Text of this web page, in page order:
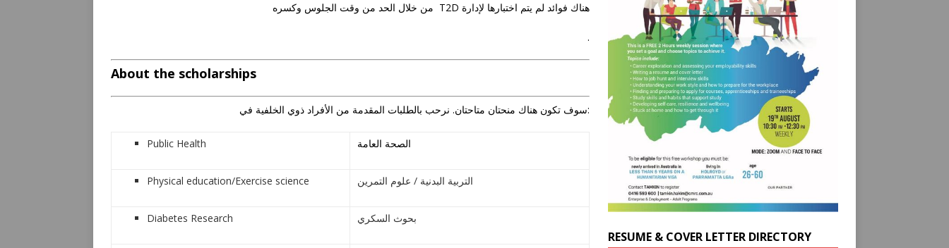
من خلال الحد من وقت الجلوس وكسره T2D هناك فوائد لم يتم اختبارها لإدارة
.
About the scholarships
سوف تكون هناك منحتان متاحتان. نرحب بالطلبات المقدمة من الأفراد ذوي الخلفية في:
Public Health الصحة العامة
Physical education/Exercise science التربية البدنية / علوم التمرين
Diabetes Research بحوث السكري
RESUME & COVER LETTER DIRECTORY